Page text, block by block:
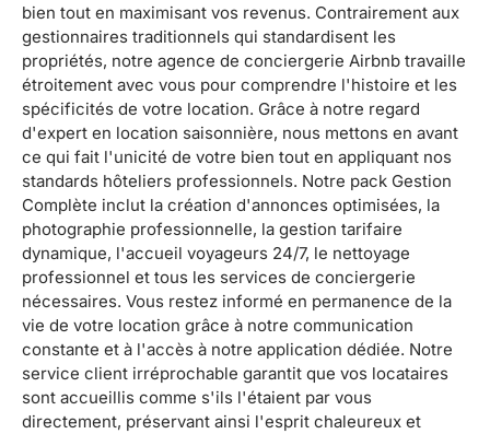
bien tout en maximisant vos revenus. Contrairement aux
gestionnaires traditionnels qui standardisent les
propriétés, notre agence de conciergerie Airbnb travaille
étroitement avec vous pour comprendre l'histoire et les
spécificités de votre location. Grâce à notre regard
d'expert en location saisonnière, nous mettons en avant
ce qui fait l'unicité de votre bien tout en appliquant nos
standards hôteliers professionnels. Notre pack Gestion
Complète inclut la création d'annonces optimisées, la
photographie professionnelle, la gestion tarifaire
dynamique, l'accueil voyageurs 24/7, le nettoyage
professionnel et tous les services de conciergerie
nécessaires. Vous restez informé en permanence de la
vie de votre location grâce à notre communication
constante et à l'accès à notre application dédiée. Notre
service client irréprochable garantit que vos locataires
sont accueillis comme s'ils l'étaient par vous
directement, préservant ainsi l'esprit chaleureux et